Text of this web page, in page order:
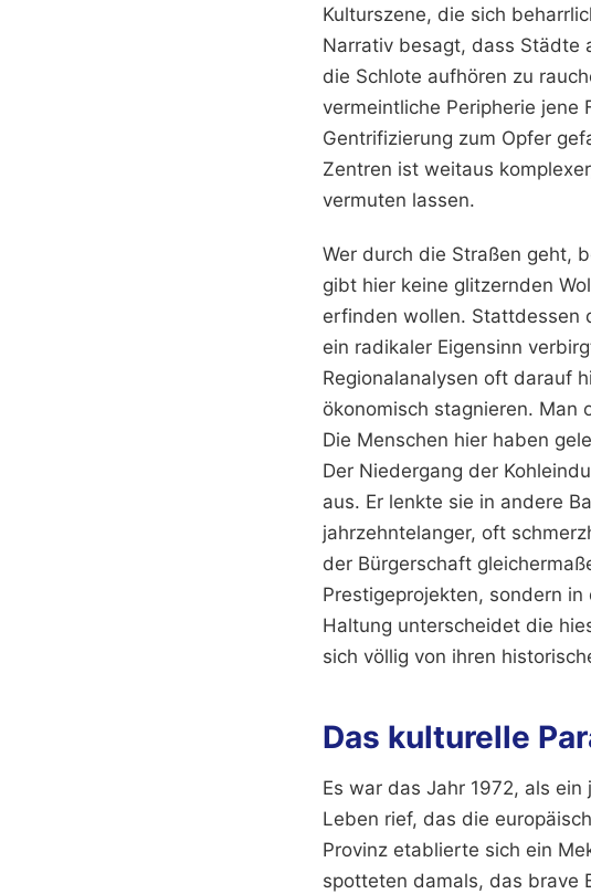
Kulturszene, die sich
Narrativ besagt, dass Städte
die Schlote aufhören zu
vermeintliche Peripherie
Gentrifizierung zum Opfer
Zentren ist weitaus
vermuten lassen.
Wer durch die Straßen geht,
gibt hier keine glitzernden
erfinden wollen. Stattdessen
ein radikaler Eigensinn
Regionalanalysen oft darauf
ökonomisch stagnieren.
Die Menschen hier haben
Der Niedergang der
aus. Er lenkte sie in andere
jahrzehntelanger, oft
der Bürgerschaft
Prestigeprojekten, sondern
Haltung unterscheidet die
sich völlig von ihren
Das kulturelle
Es war das Jahr 1972, als
Leben rief, das die
Provinz etablierte sich ein
spotteten damals, das brave